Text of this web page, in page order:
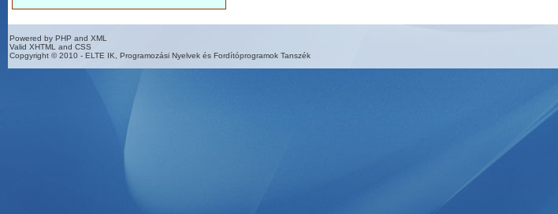
Powered by PHP and XML
Valid XHTML and CSS
Copgyright © 2010 - ELTE IK, Programozási Nyelvek és Fordítóprogramok Tanszék